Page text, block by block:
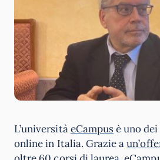
L’universitàeCampusè uno
online in Italia. Grazie a